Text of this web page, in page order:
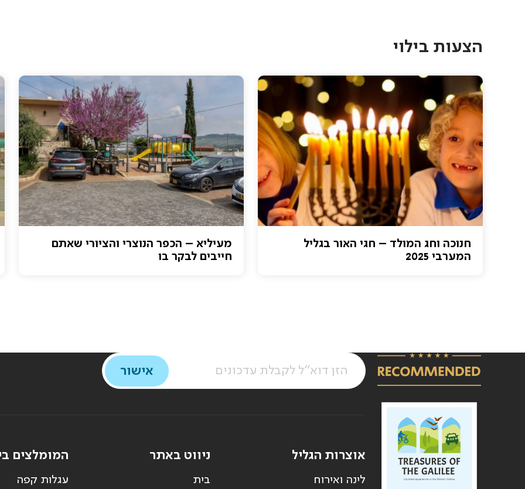
הצעות בילוי
חנוכה וחג המולד – חגי האור בגליל
המערבי 2025
מעיליא – הכפר הנוצרי והציורי שאתם
חייבים לבקר בו
אוצרות הגליל
לינה ואירוח
ניווט באתר
בית
המומלצים
עגלות קפה